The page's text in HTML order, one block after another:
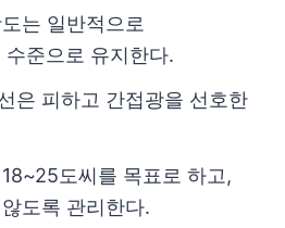
는 일반적으로
준으로 유지한다.
은 피하고 간접광을 선호한
도씨를 목표로 하고,
도록 관리한다.